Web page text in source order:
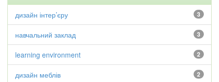
3
дизайн інтер’єру
3
навчальний заклад
2
learning environment
2
дизайн меблів